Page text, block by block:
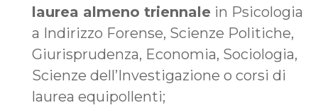
laurea almeno triennale in Psicologia
a Indirizzo Forense, Scienze Politiche,
Giurisprudenza, Economia, Sociologia,
Scienze dell’Investigazione o corsi di
laurea equipollenti;